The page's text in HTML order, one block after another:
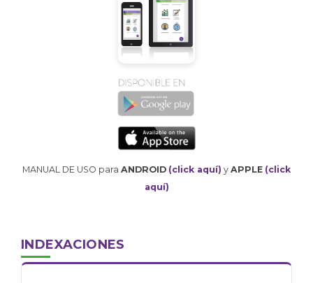
MANUAL DE USO para ANDROID (click aquí) y APPLE (click
aquí)
INDEXACIONES